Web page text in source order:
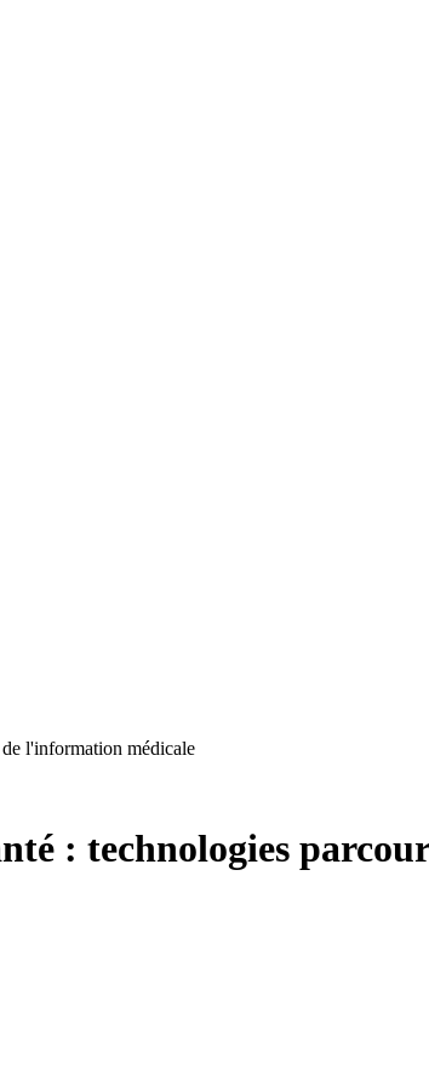
l'information médicale
: technologies